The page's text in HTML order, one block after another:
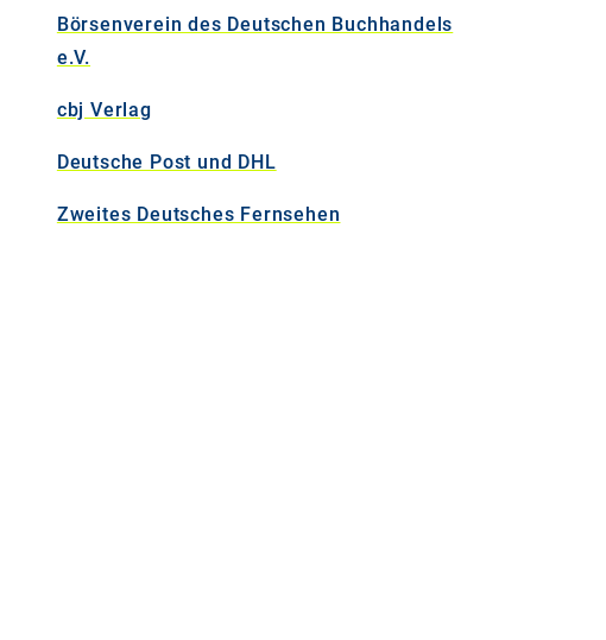
Börsenverein des Deutschen Buchhandels
e.V.
cbj Verlag
Deutsche Post und DHL
Zweites Deutsches Fernsehen